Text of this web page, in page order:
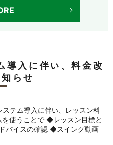
導入に伴い、料金改
らせ
テム導入に伴い、レッスン料
使うことで ◆レッスン目標と
バイスの確認 ◆スイング動画